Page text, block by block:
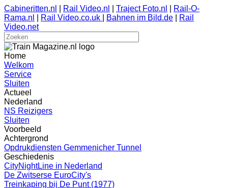
Cabineritten.nl Rail Video.nl Traject Foto.nl
Rail-O-
Rama.nl
Rail Video.co.uk Bahnen im Bild.de
Rail
Video.net
Home
Welkom
Service
Sluiten
Actueel
Nederland
NS Reizigers
Sluiten
Voorbeeld
Achtergrond
Opdrukdiensten Gemmenicher Tunnel
Geschiedenis
CityNightLine in Nederland
De Zwitserse EuroCity's
Treinkaping bij De Punt (1977)